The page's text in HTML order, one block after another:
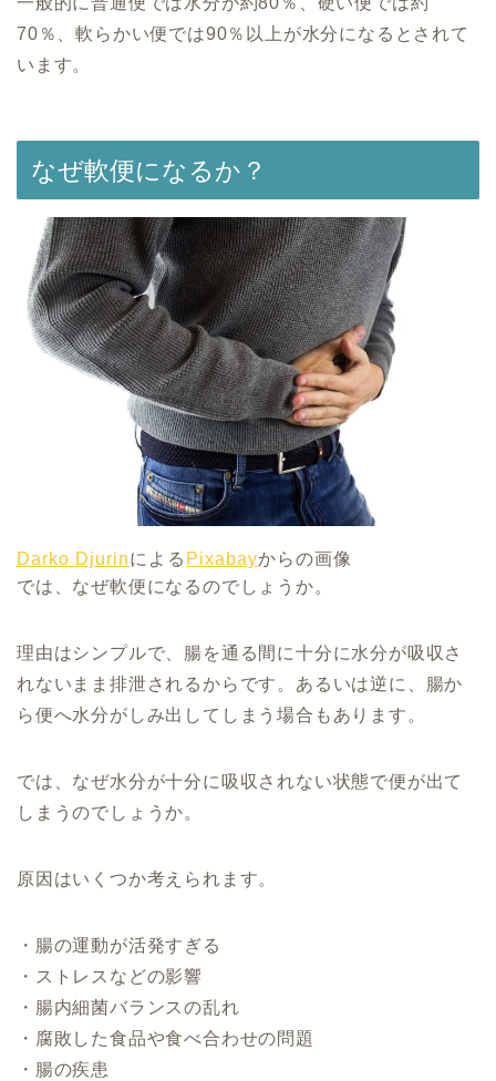
70％、軟らかい便では90％以上が水分になるとされて
います。
なぜ軟便になるか？
Darko Djurinによる Pixabayからの画像
では、なぜ軟便になるのでしょうか。
理由はシンプルで、腸を通る間に十分に水分が吸収さ
れないまま排泄されるからです。あるいは逆に、腸か
ら便へ水分がしみ出してしまう場合もあります。
では、なぜ水分が十分に吸収されない状態で便が出て
しまうのでしょうか。
原因はいくつか考えられます。
・腸の運動が活発すぎる
・ストレスなどの影響
・腸内細菌バランスの乱れ
・腐敗した食品や食べ合わせの問題
・腸の疾患